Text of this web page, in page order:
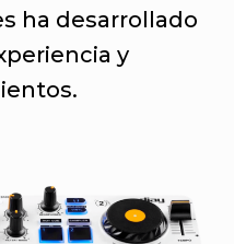
ha desarrollado
y